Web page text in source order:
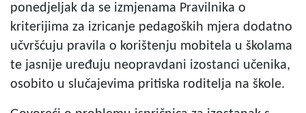
ponedjeljak da se izmjenama Pravilnika o
kriterijima za izricanje pedagoških mjera dodatno
učvršćuju pravila o korištenju mobitela u školama
te jasnije uređuju neopravdani izostanci učenika,
osobito u slučajevima pritiska roditelja na škole.